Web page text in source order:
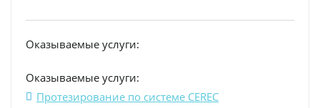
Оказываемые услуги:
Оказываемые услуги:
Протезирование по системе CEREC